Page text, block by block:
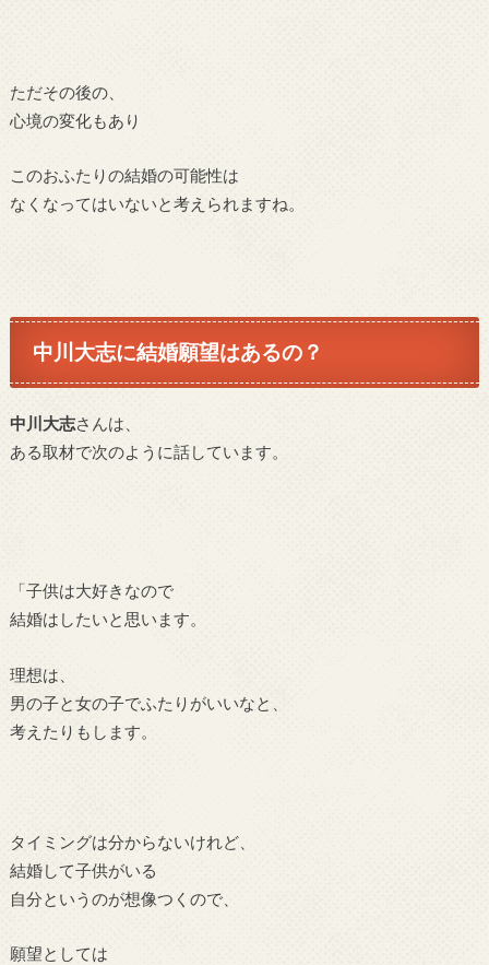
ただその後の、
心境の変化もあり
このおふたりの結婚の可能性は
なくなってはいないと考えられますね。
中川大志に結婚願望はあるの？
中川大志さんは、
ある取材で次のように話しています。
「子供は大好きなので
結婚はしたいと思います。
理想は、
男の子と女の子でふたりがいいなと、
考えたりもします。
タイミングは分からないけれど、
結婚して子供がいる
自分というのが想像つくので、
願望としては